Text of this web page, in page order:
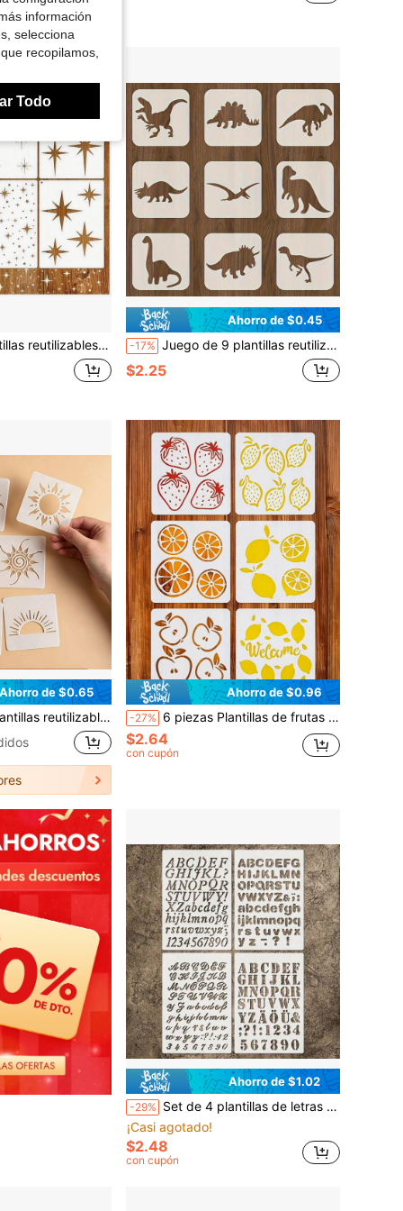
pintar - Plantillas grandes para paredes y madera para hacer patrones de destellos en manualidades y decoración DIY
Ahorro de $0.45
-17% Juego de 9 plantillas reutilizables de dinosaurios - Plantillas de plástico PET con forma de dinosaurio de 2.95 pulgadas, adecuadas para manualidades DIY, creación artística, se pueden usar en paredes, piedras, álbumes de recortes, servilletas y posavasos - Herramientas de pintura de dinosaurios
$2.25
de $0.65
tableros de madera, arte de pared, scrapbooking, colorear, estampado en relieve, álbumes de fotos, tarjetas decorativas
Ahorro de $0.96
-27% 6 piezas Plantillas de frutas de 3.94X3.94 pulgadas, incluyendo moldes de pintura de limón, plantillas de pintura reutilizables de limón, fresa y manzana, adecuadas para decoración de granja, pegatinas de letrero de bienvenida de granja de limón, se pueden usar para pintar paredes, suelos y azulejos, plantillas de pintura reutilizables adecuadas para tela, lienzo, madera, pared, muebles y decoración del hogar
$2.64
con cupón
Ahorro de $1.02
-29% Set de 4 plantillas de letras y números para manualidades DIY - Plantillas de plástico reutilizables para madera, paredes, lienzos, muebles, telas, letreros y scrapbooking, de vuelta a la escuela, útiles escolares
¡Casi agotado!
$2.48
con cupón
información
selecciona
recopilamos,
Todo